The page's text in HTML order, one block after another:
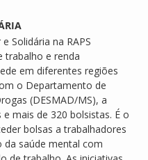
Solidária na RAPS
trabalho e renda
em diferentes regiões
o Departamento de
(DESMAD/MS), a
mais de 320 bolsistas. É o
bolsas a trabalhadores
saúde mental com